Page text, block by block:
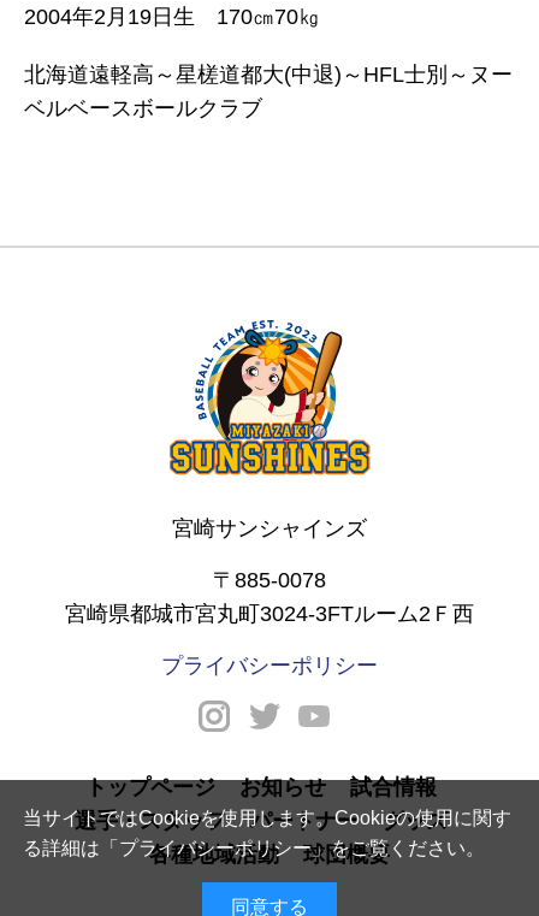
当サイトではCookieを使用します。Cookieの使用に関す
る詳細は「 プライバシーポリシー」をご覧ください。
同意する
2004年2月19日生 170㎝70㎏
北海道遠軽高～星槎道都大(中退)～HFL士別～ヌー
ベルベースボールクラブ
宮崎サンシャインズ
〒885-0078
宮崎県都城市宮丸町3024-3FTルーム2Ｆ西
プライバシーポリシー
トップページ お知らせ
試合情報
選手・スタッフ
パートナー
グッズ
各種地域活動
球団概要